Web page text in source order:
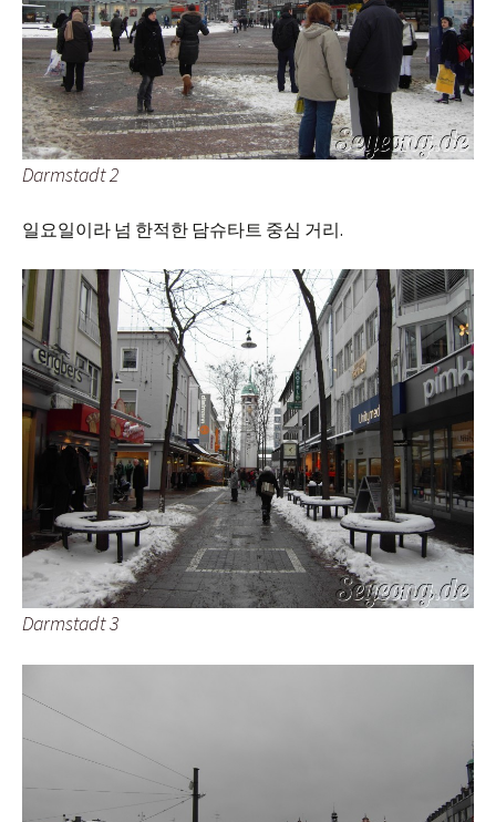
Darmstadt 2
일요일이라 넘 한적한 담슈타트 중심 거리.
Darmstadt 3